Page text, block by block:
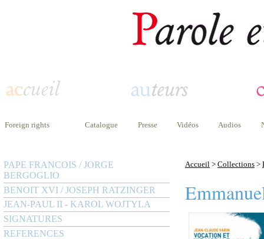
Foreign rights Catalogue Presse Vidéos Audios
PAPE FRANCOIS / JORGE
BERGOGLIO
BENOIT XVI / JOSEPH RATZINGER
JEAN-PAUL II - KAROL WOJTYLA
SIGNATURES
REFERENCES
Accueil > Collections >